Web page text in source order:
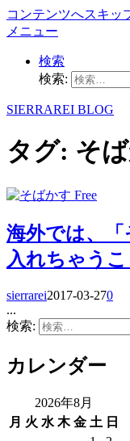
コンテンツへスキッ
メニュー
検索
検索:
SIERRAREI BLOG
タグ: そ
Free
海外では、
入れちゃう
sierrarei2017-03-270
...
検索:
カレンダー
2026年8月
月 火 水 木 金 土 日